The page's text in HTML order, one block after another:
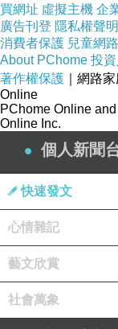
布雷特高德斯
外，喜歡愛情
找來欣賞。
上一篇：電影你我
下一篇：電影真愛
買網址 虛擬主機 企
廣告刊登 隱私權聲明
消費者保護 兒童網
About PChome 投
著作權保護 ｜網路
Online
PChome Online
Online Inc.
個人新聞
快速發文
心情雜記
藝文欣賞
社會萬象